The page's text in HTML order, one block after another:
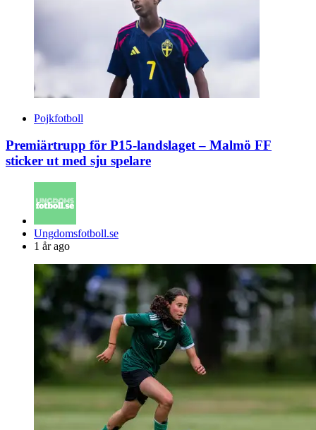
Pojkfotboll
Premiärtrupp för P15-landslaget – Malmö FF
sticker ut med sju spelare
Posted
by
Ungdomsfotboll.se
1 år ago